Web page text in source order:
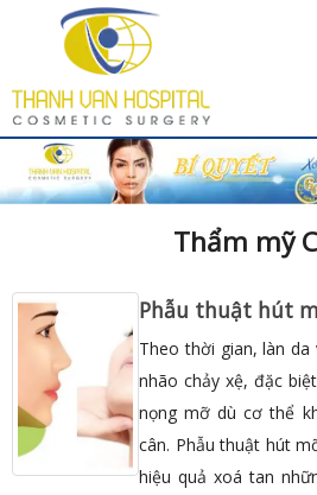
Thẩm mỹ
Phẫu thuật hút
Theo thời gian, làn
nhão chảy xệ, đặc
nọng mỡ dù cơ thể
cân. Phẫu thuật hút
hiệu quả xoá tan